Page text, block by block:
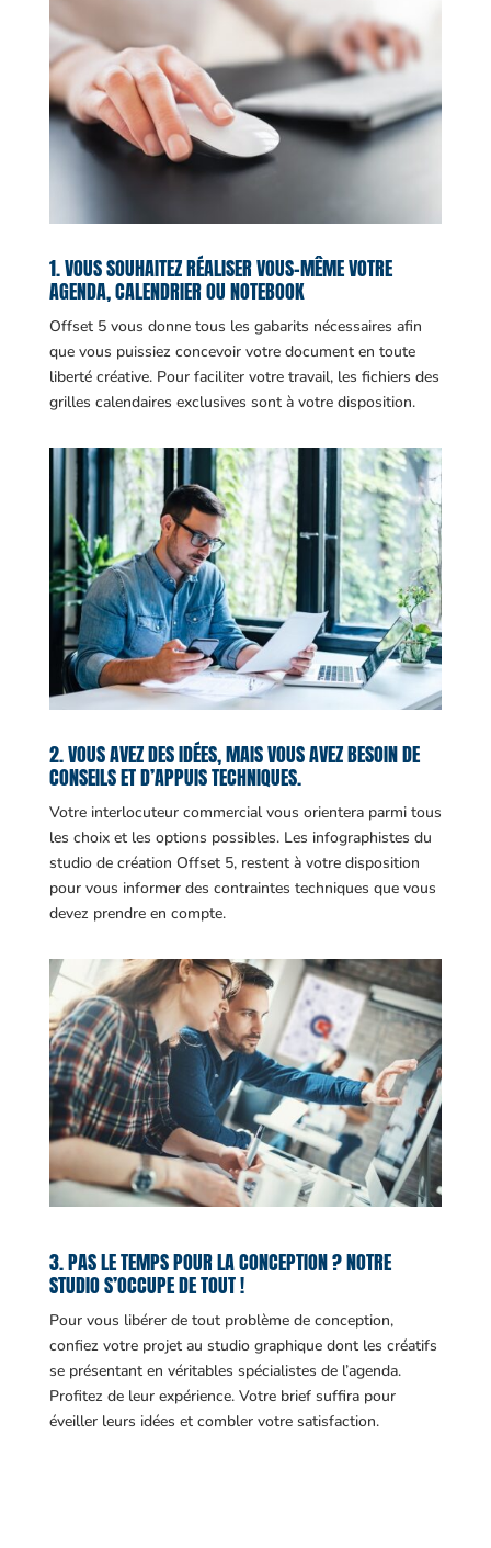
1. VOUS SOUHAITEZ RÉALISER VOUS-MÊME VOTRE
AGENDA, CALENDRIER OU NOTEBOOK
Offset 5 vous donne tous les gabarits nécessaires afin
que vous puissiez concevoir votre document en toute
liberté créative. Pour faciliter votre travail, les fichiers des
grilles calendaires exclusives sont à votre disposition.
2. VOUS AVEZ DES IDÉES, MAIS VOUS AVEZ BESOIN DE
CONSEILS ET D’APPUIS TECHNIQUES.
Votre interlocuteur commercial vous orientera parmi tous
les choix et les options possibles. Les infographistes du
studio de création Offset 5, restent à votre disposition
pour vous informer des contraintes techniques que vous
devez prendre en compte.
3. PAS LE TEMPS POUR LA CONCEPTION ? NOTRE
STUDIO S’OCCUPE DE TOUT !
Pour vous libérer de tout problème de conception,
confiez votre projet au studio graphique dont les créatifs
se présentant en véritables spécialistes de l’agenda.
Profitez de leur expérience. Votre brief suffira pour
éveiller leurs idées et combler votre satisfaction.